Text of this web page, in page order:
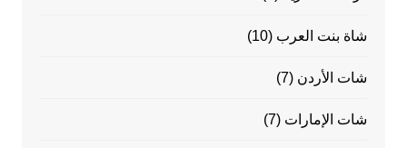
شاة بنت العرب (10)
شات الأردن (7)
شات الإمارات (7)